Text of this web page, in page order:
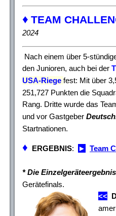
♦ TEAM
2024
Nach einem über 5-
den Junioren, auch bei der
USA-Riege fest: Mit über
251,727 Punkten die
Rang. Dritte wurde das
und vor Gastgeber
Startnationen.
♦ ERGEBNIS: ► Team
* Die
Gerätefinals.
<<